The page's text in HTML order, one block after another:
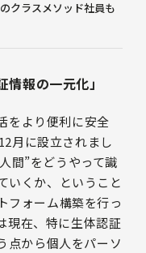
クラスメソッド社員も
報の一元化」
をより便利に安全
月に設立されまし
間”をどうやって識
いくか、ということ
フォーム構築を行っ
現在、特に生体認証
点から個人をパーソ